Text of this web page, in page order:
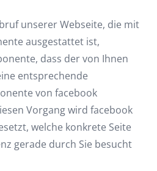
unserer Webseite, die mit
ausgestattet ist,
dass der von Ihnen
entsprechende
von facebook
Vorgang wird facebook
welche konkrete Seite
gerade durch Sie besucht